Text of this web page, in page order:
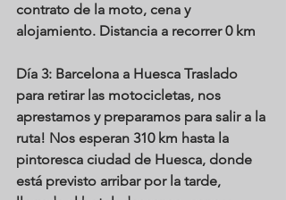
contrato de la moto, cena y
alojamiento. Distancia a recorrer 0 km
Día 3: Barcelona a Huesca Traslado
para retirar las motocicletas, nos
aprestamos y preparamos para salir a la
ruta! Nos esperan 310 km hasta la
pintoresca ciudad de Huesca, donde
está previsto arribar por la tarde,